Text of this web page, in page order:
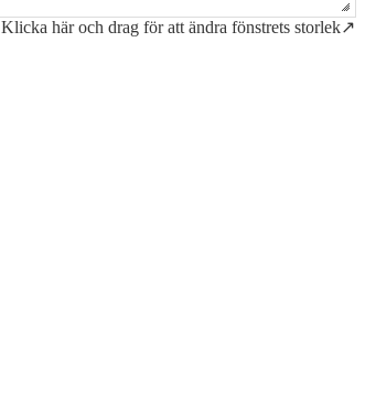
Klicka här och drag för att ändra fönstrets storlek↗